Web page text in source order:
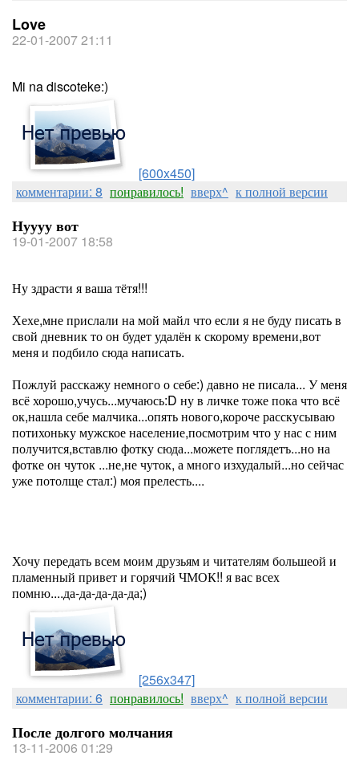
Love
22-01-2007 21:11
Mi na discoteke:)
[600x450]
комментарии: 8 понравилось! вверх^ к полной версии
Нуууу вот
19-01-2007 18:58
Ну здрасти я ваша тётя!!!
Хехе,мне прислали на мой майл что если я не буду писать в
свой дневник то он будет удалён к скорому времени,вот
меня и подбило сюда написать.
Пожлуй расскажу немного о себе:) давно не писала... У меня
всё хорошо,учусь...мучаюсь:D ну в личке тоже пока что всё
ок,нашла себе малчика...опять нового,короче расскусываю
потихоньку мужское население,посмотрим что у нас с ним
получится,вставлю фотку сюда...можете поглядетъ...но на
фотке он чуток ...не,не чуток, а много изхудалый...но сейчас
уже потолще стал:) моя прелесть....
Хочу передать всем моим друзьям и читателям большеой и
пламенный привет и горячий ЧМОК!! я вас всех
помню....да-да-да-да-да;)
[256x347]
комментарии: 6 понравилось! вверх^ к полной версии
После долгого молчания
13-11-2006 01:29